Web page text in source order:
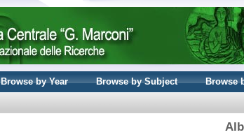
Browse by Year Browse by Subject Browse